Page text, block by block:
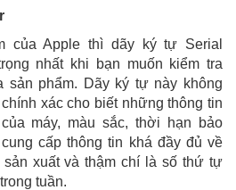
của Apple thì dãy ký tự Serial
nhất khi bạn muốn kiểm tra
sản phẩm. Dãy ký tự này không
xác cho biết những thông tin
máy, màu sắc, thời hạn bảo
cấp thông tin khá đầy đủ về
xuất và thậm chí là số thứ tự
tuần.